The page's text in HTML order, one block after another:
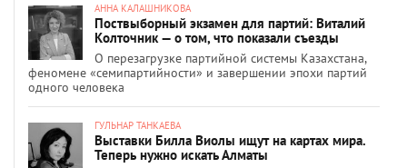
АННА КАЛАШНИКОВА
Поствыборный экзамен для партий: Виталий
Колточник — о том, что показали съезды
О перезагрузке партийной системы Казахстана,
феномене «семипартийности» и завершении эпохи партий
одного человека
ГУЛЬНАР ТАНКАЕВА
Выставки Билла Виолы ищут на картах мира.
Теперь нужно искать Алматы